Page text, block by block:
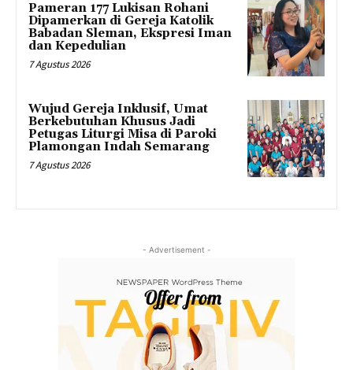
Pameran 177 Lukisan Rohani
Dipamerkan di Gereja Katolik
Babadan Sleman, Ekspresi Iman
dan Kepedulian
7 Agustus 2026
Wujud Gereja Inklusif, Umat
Berkebutuhan Khusus Jadi
Petugas Liturgi Misa di Paroki
Plamongan Indah Semarang
7 Agustus 2026
- Advertisement -